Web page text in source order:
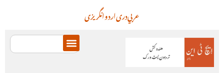
انگریزیاردودریعربي